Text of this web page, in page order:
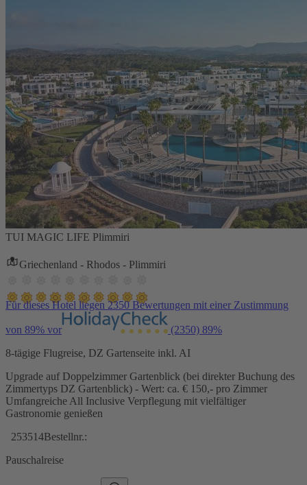
TUI MAGIC LIFE Plimmiri
Griechenland - Rhodos - Plimmiri
Für dieses Hotel liegen 2350 Bewertungen mit einer Zustimmung
von 89% vor (2350) 89%
8-tägige Flugreise, DZ Gartenseite inkl. AI
Upgrade auf Doppelzimmer Gartenblick (bei direkter Buchung des
Zimmertyps DZ Gartenblick) - Wert: ca. € 150,- pro Zimmer
Umfangreiche All Inclusive Verpflegung mit vielfältiger
Gastronomie genießen
253514Bestellnr.:
Pauschalreise